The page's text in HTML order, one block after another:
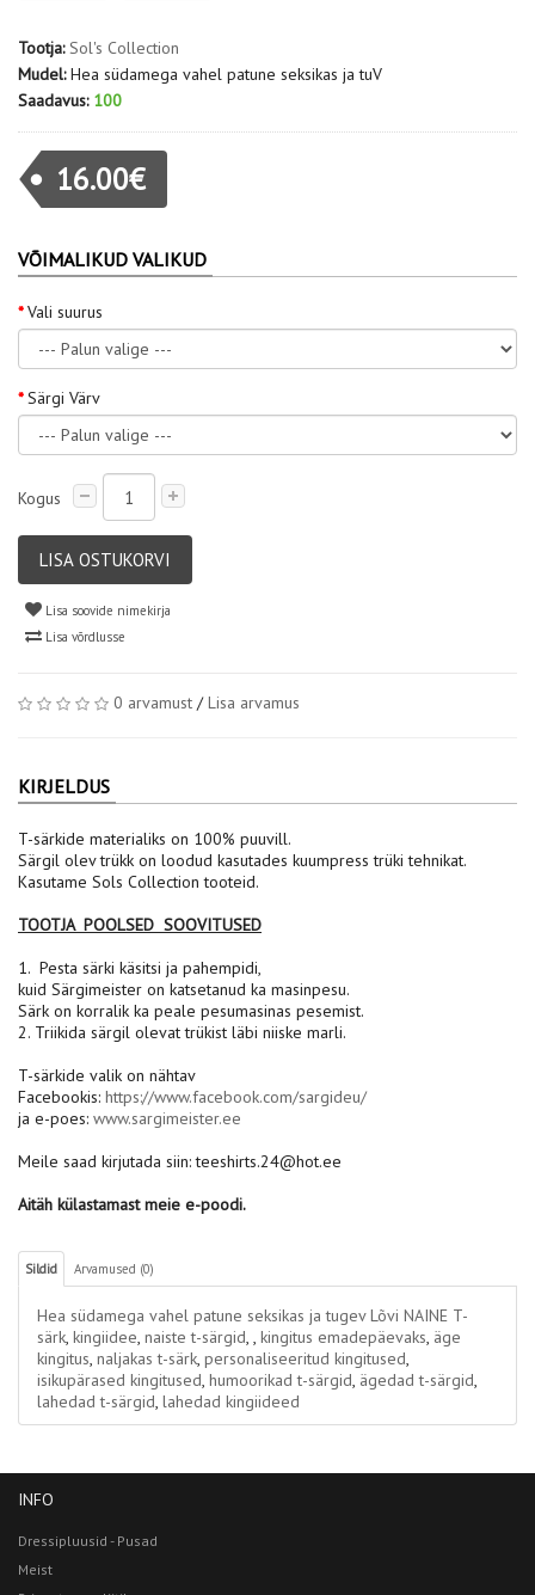
Tootja: Sol's Collection
Mudel: Hea südamega vahel patune seksikas ja tuV
Saadavus: 100
16.00€
VÕIMALIKUD VALIKUD
Vali suurus
Särgi Värv
Kogus
LISA OSTUKORVI
Lisa soovide nimekirja
Lisa võrdlusse
0 arvamust /Lisa arvamus
KIRJELDUS
T-särkide materialiks on 100% puuvill.
Särgil olev trükk on loodud kasutades kuumpress trüki tehnikat.
Kasutame Sols Collection tooteid.
TOOTJA POOLSED SOOVITUSED
1. Pesta särki käsitsi ja pahempidi,
kuid Särgimeister on katsetanud ka masinpesu.
Särk on korralik ka peale pesumasinas pesemist.
2. Triikida särgil olevat trükist läbi niiske marli.
T-särkide valik on nähtav
Facebookis: https://www.facebook.com/sargideu/
ja e-poes: www.sargimeister.ee
Meile saad kirjutada siin: teeshirts.24@hot.ee
Aitäh külastamast meie e-poodi.
Sildid Arvamused (0)
Hea südamega vahel patune seksikas ja tugev Lõvi NAINE T-
särk, kingiidee, naiste t-särgid, , kingitus emadepäevaks, äge
kingitus, naljakas t-särk, personaliseeritud kingitused,
isikupärased kingitused, humoorikad t-särgid, ägedad t-särgid,
lahedad t-särgid, lahedad kingiideed
INFO
Dressipluusid - Pusad
Meist